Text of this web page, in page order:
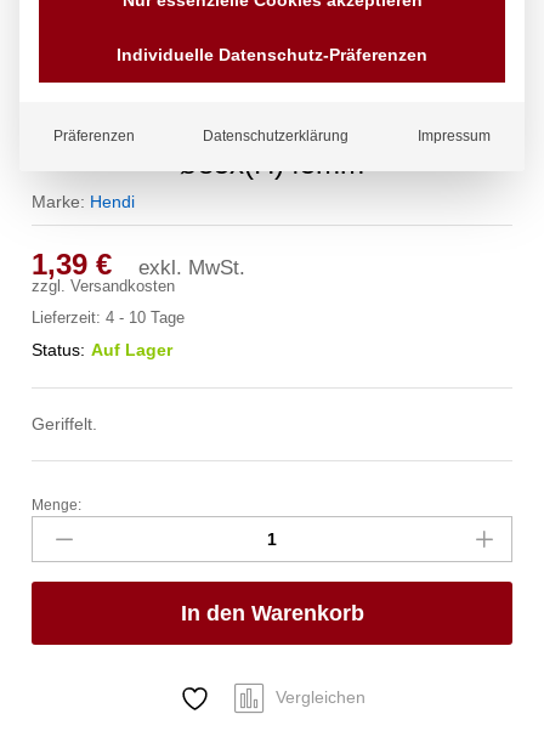
Auflaufförmchen, HENDI, 100 ml,
ø85x(H)45mm
Marke: Hendi
1,39€ exkl. MwSt.
zzgl.Versandkosten
Lieferzeit:4 - 10 Tage
Status: Auf Lager
Geriffelt.
Auflaufförmchen,
HENDI,
100
ml,
Anzahl
Menge:
In den Warenkorb
Vergleichen
Individuelle Datenschutz-Präferenzen
Präferenzen Datenschutzerklärung Impressum